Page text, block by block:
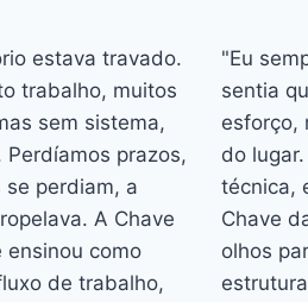
estava travado.
trabalho, muitos
sem sistema,
Perdíamos prazos,
perdiam, a
A Chave
ensinou como
de trabalho,
"Eu
sentia
esforço,
do
técnica,
Chave
olhos